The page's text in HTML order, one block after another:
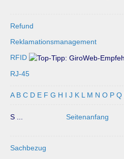
Refund
Reklamationsmanagement
RFID
RJ-45
A B C D E F G H I J K L M N O P Q
S ... Seitenanfang
Sachbezug